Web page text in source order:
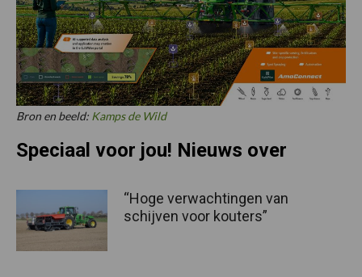
Bron en beeld: Kamps de Wild
Speciaal voor jou! Nieuws over
“Hoge verwachtingen van
schijven voor kouters”